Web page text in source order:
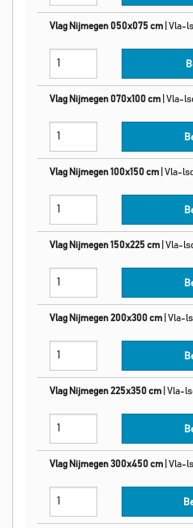
Vlag Nijmegen 050x075 cm Vla-
Vlag Nijmegen 070x100 cm Vla-
Vlag Nijmegen 100x150 cm Vla-
Vlag Nijmegen 150x225 cm Vla-
Vlag Nijmegen 200x300 cm Vla-
Vlag Nijmegen 225x350 cm Vla-
Vlag Nijmegen 300x450 cm Vla-